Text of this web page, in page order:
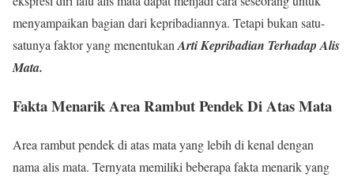
menyampaikan bagian dari kepribadiannya. Tetapi bukan satu-
satunya faktor yang menentukan Arti Kepribadian Terhadap Alis
Mata.
Fakta Menarik Area Rambut Pendek Di Atas Mata
Area rambut pendek di atas mata yang lebih di kenal dengan
nama alis mata. Ternyata memiliki beberapa fakta menarik yang